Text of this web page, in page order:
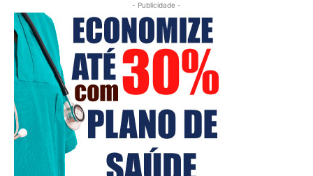
- Publicidade -